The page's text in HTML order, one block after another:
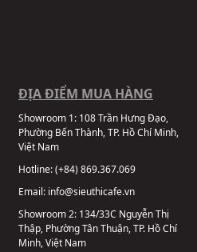
ĐỊA ĐIỂM MUA HÀNG
Showroom 1: 108 Trần Hưng Đạo,
Phường Bến Thành, TP. Hồ Chí Minh,
Việt Nam
Hotline:(+84) 869.367.069
Email: info@sieuthicafe.vn
Showroom 2: 134/33C Nguyễn Thị
Thập, Phường Tân Thuận, TP. Hồ Chí
Minh, Việt Nam